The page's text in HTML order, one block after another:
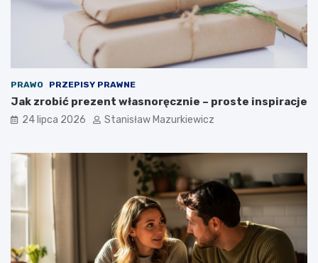
PRAWO PRZEPISY PRAWNE
Jak zrobić prezent własnoręcznie – proste inspiracje
24 lipca 2026 Stanisław Mazurkiewicz